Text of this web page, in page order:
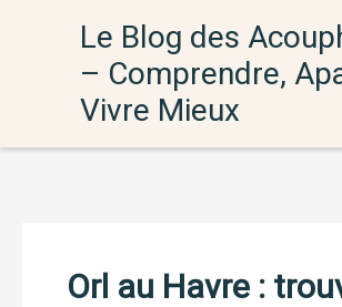
Le Blog des
– Comprendre,
Vivre Mieux
Orl au Havre :